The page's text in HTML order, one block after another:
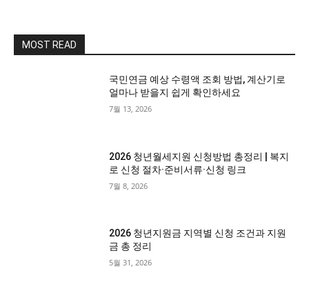
MOST READ
국민연금 예상 수령액 조회 방법, 계산기로
얼마나 받을지 쉽게 확인하세요
7월 13, 2026
2026 청년월세지원 신청방법 총정리 | 복지
로 신청 절차·준비서류·신청 링크
7월 8, 2026
2026 청년지원금 지역별 신청 조건과 지원
금 총 정리
5월 31, 2026